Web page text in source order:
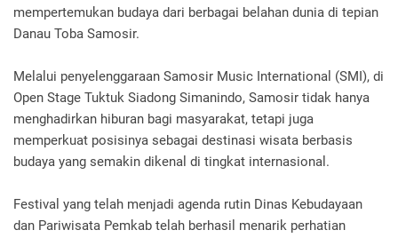
mempertemukan budaya dari berbagai belahan dunia di tepian
Danau Toba Samosir.
Melalui penyelenggaraan Samosir Music International (SMI), di
Open Stage Tuktuk Siadong Simanindo, Samosir tidak hanya
menghadirkan hiburan bagi masyarakat, tetapi juga
memperkuat posisinya sebagai destinasi wisata berbasis
budaya yang semakin dikenal di tingkat internasional.
Festival yang telah menjadi agenda rutin Dinas Kebudayaan
dan Pariwisata Pemkab telah berhasil menarik perhatian